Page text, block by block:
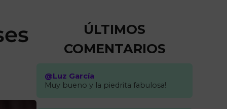
ÚLTIMOS
COMENTARIOS
@Luz García
Muy bueno y la piedrita fabulosa!